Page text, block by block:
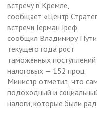
встречу в Кремле,
сообщает «Центр
встречи Герман Греф
сообщил Владимиру
текущего года рост
таможенных
налоговых — 152 проц.
Министр отметил, что
подоходный и
налоги, которые были